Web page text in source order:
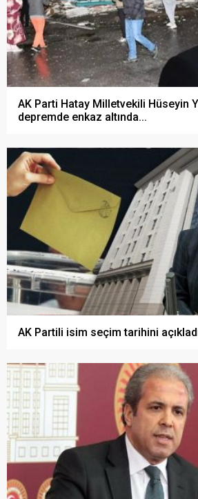
AK Parti Hatay Milletvekili Hüseyin
depremde enkaz altında...
AK Partili isim seçim tarihini